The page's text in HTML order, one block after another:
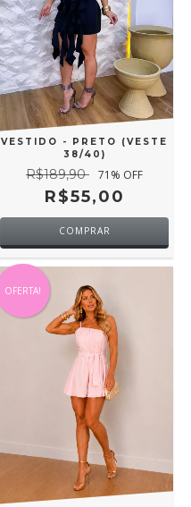
VESTIDO - PRETO (VESTE
38/40)
R$189,90 71 % OFF
R$55,00
COMPRAR
OFERTA!